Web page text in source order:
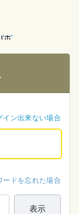
イン出来ない場合
ードを忘れた場合
表示